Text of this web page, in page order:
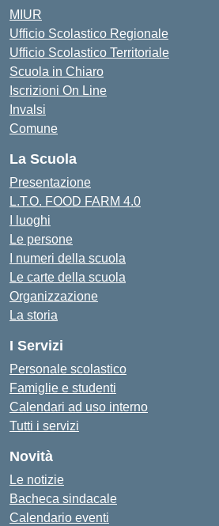
MIUR
Ufficio Scolastico Regionale
Ufficio Scolastico Territoriale
Scuola in Chiaro
Iscrizioni On Line
Invalsi
Comune
La Scuola
Presentazione
L.T.O. FOOD FARM 4.0
I luoghi
Le persone
I numeri della scuola
Le carte della scuola
Organizzazione
La storia
I Servizi
Personale scolastico
Famiglie e studenti
Calendari ad uso interno
Tutti i servizi
Novità
Le notizie
Bacheca sindacale
Calendario eventi